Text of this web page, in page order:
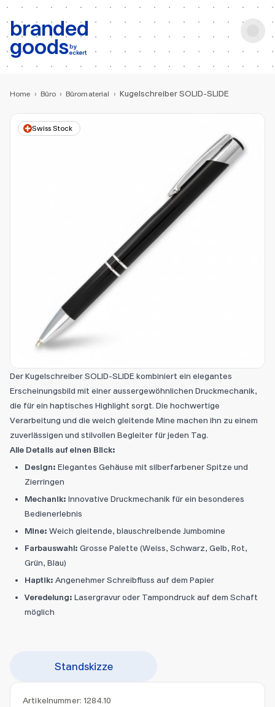
branded
goodsby
eckert
b: Produktsuche
Home › Büro › Büromaterial › Kugelschreiber SOLID-SLIDE
Artikelnummer: 1284.10
Swiss Stock
Der Kugelschreiber SOLID-SLIDE kombiniert ein elegantes
Erscheinungsbild mit einer aussergewöhnlichen Druckmechanik,
die für ein haptisches Highlight sorgt. Die hochwertige
Verarbeitung und die weich gleitende Mine machen ihn zu einem
zuverlässigen und stilvollen Begleiter für jeden Tag.
Alle Details auf einen Blick:
Design: Elegantes Gehäuse mit silberfarbener Spitze und
Zierringen
Mechanik: Innovative Druckmechanik für ein besonderes
Bedienerlebnis
Mine: Weich gleitende, blauschreibende Jumbomine
Farbauswahl: Grosse Palette (Weiss, Schwarz, Gelb, Rot,
Grün, Blau)
Haptik: Angenehmer Schreibfluss auf dem Papier
Veredelung: Lasergravur oder Tampondruck auf dem Schaft
möglich
Standskizze